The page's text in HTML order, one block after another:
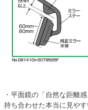
・平面鏡の「自然な距離
持ち合わせた本当に見や